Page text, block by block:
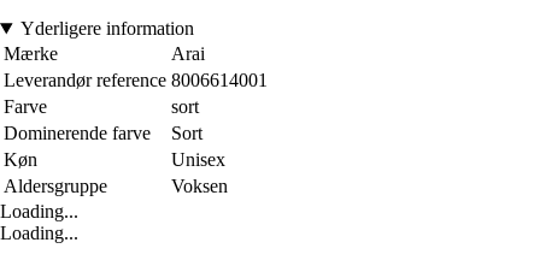
Yderligere information
Mærke
Arai
Leverandør reference 8006614001
Farve
sort
Dominerende farve
Sort
Køn
Unisex
Aldersgruppe
Voksen
Loading...
Loading...